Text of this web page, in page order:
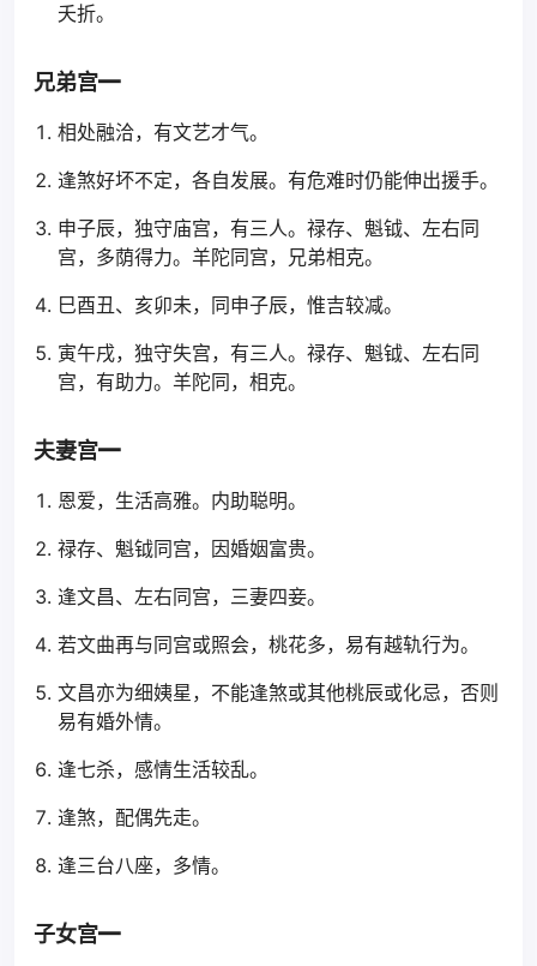
夭折。
兄弟宫━
相处融洽，有文艺才气。
逢煞好坏不定，各自发展。有危难时仍能伸出援手。
申子辰，独守庙宫，有三人。禄存、魁钺、左右同
宫，多荫得力。羊陀同宫，兄弟相克。
巳酉丑、亥卯未，同申子辰，惟吉较减。
寅午戌，独守失宫，有三人。禄存、魁钺、左右同
宫，有助力。羊陀同，相克。
夫妻宫━
恩爱，生活高雅。内助聪明。
禄存、魁钺同宫，因婚姻富贵。
逢文昌、左右同宫，三妻四妾。
若文曲再与同宫或照会，桃花多，易有越轨行为。
文昌亦为细姨星，不能逢煞或其他桃辰或化忌，否则
易有婚外情。
逢七杀，感情生活较乱。
逢煞，配偶先走。
逢三台八座，多情。
子女宫━